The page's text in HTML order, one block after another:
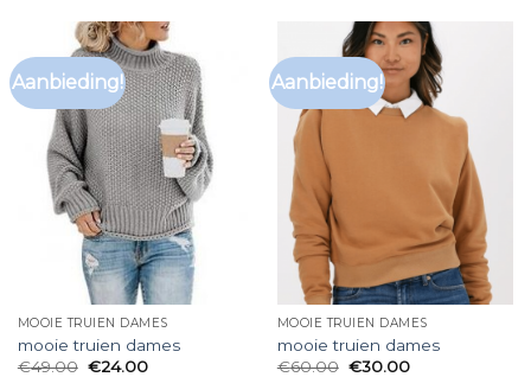
Aanbieding!
MOOIE TRUIEN DAMES
mooie truien dames
€49.00 €24.00
Aanbieding!
MOOIE TRUIEN DAMES
mooie truien dames
€60.00 €30.00